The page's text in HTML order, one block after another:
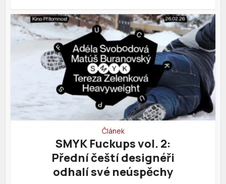
Článek
SMYK Fuckups vol. 2:
Přední čeští designéři
odhalí své neúspěchy